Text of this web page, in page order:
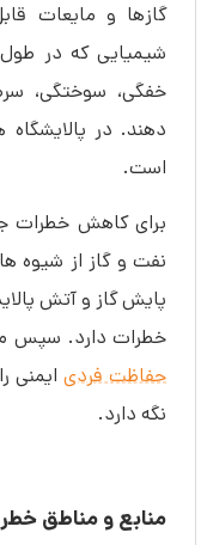
گازها و مایعات
شیمیایی که در طول
خفگی، سوختگی،
دهند. در پالایشگاه
است.
برای کاهش خطرات
نفت و گاز از شیوه
پایش گاز و آتش
خطرات دارد. سپس
حفاظت فردیایمنی را
نگه دارد.
منابع و مناطق خطر